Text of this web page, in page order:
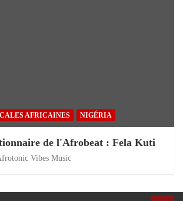
AFRICAINES NIGÉRIA
de l'Afrobeat : Fela Kuti
Vibes Music